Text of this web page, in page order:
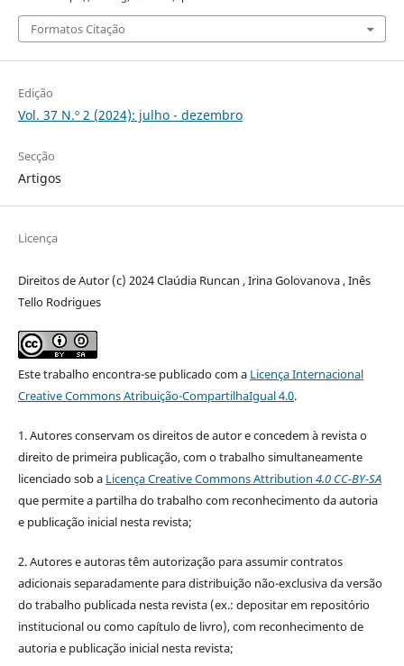
Formatos Citação
Edição
Vol. 37 N.º 2 (2024): julho - dezembro
Secção
Artigos
Licença
Direitos de Autor (c) 2024 Claúdia Runcan , Irina Golovanova , Inês
Tello Rodrigues
Este trabalho encontra-se publicado com a Licença Internacional
Creative Commons Atribuição-CompartilhaIgual 4.0.
1. Autores conservam os direitos de autor e concedem à revista o
direito de primeira publicação, com o trabalho simultaneamente
licenciado sob a Licença Creative Commons Attribution 4.0 CC-BY-SA
que permite a partilha do trabalho com reconhecimento da autoria
e publicação inicial nesta revista;
2. Autores e autoras têm autorização para assumir contratos
adicionais separadamente para distribuição não-exclusiva da versão
do trabalho publicada nesta revista (ex.: depositar em repositório
institucional ou como capítulo de livro), com reconhecimento de
autoria e publicação inicial nesta revista;